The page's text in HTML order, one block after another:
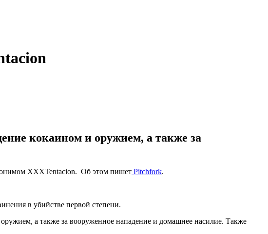
кокаином и оружием, а также за
XXXTentacion. Об этом пишет Pitchfork.
в убийстве первой степени.
а также за вооруженное нападение и домашнее насилие. Также